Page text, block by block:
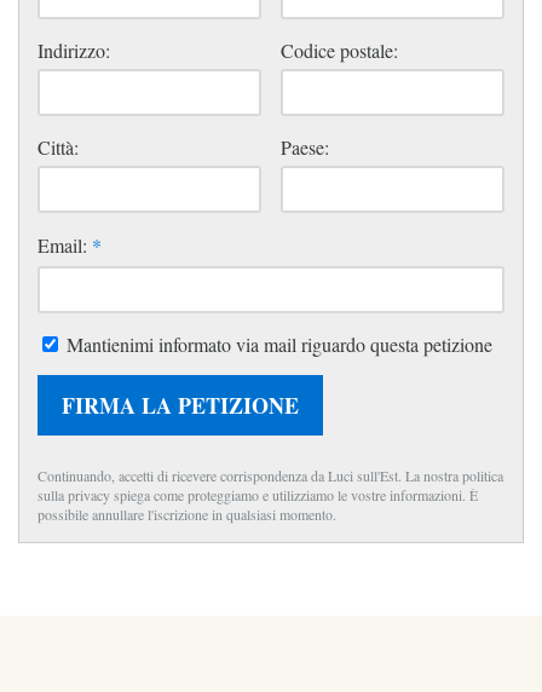
Indirizzo: Codice postale:
Città: Paese:
Email: *
Mantienimi informato via mail riguardo questa petizione
FIRMA LA PETIZIONE
Continuando, accetti di ricevere corrispondenza da Luci sull'Est. La nostra politica
sulla privacy spiega come proteggiamo e utilizziamo le vostre informazioni. È
possibile annullare l'iscrizione in qualsiasi momento.